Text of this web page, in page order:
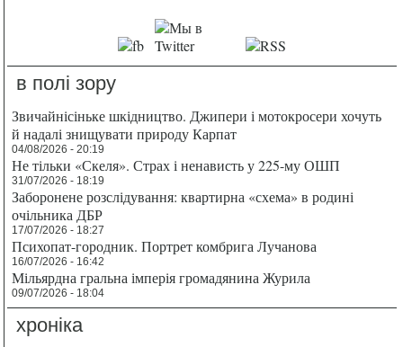
в полі зору
Звичайнісіньке шкідництво. Джипери і мотокросери хочуть
й надалі знищувати природу Карпат
04/08/2026 - 20:19
Не тільки «Скеля». Страх і ненависть у 225-му ОШП
31/07/2026 - 18:19
Заборонене розслідування: квартирна «схема» в родині
очільника ДБР
17/07/2026 - 18:27
Психопат-городник. Портрет комбрига Лучанова
16/07/2026 - 16:42
Мільярдна гральна імперія громадянина Журила
09/07/2026 - 18:04
хроніка